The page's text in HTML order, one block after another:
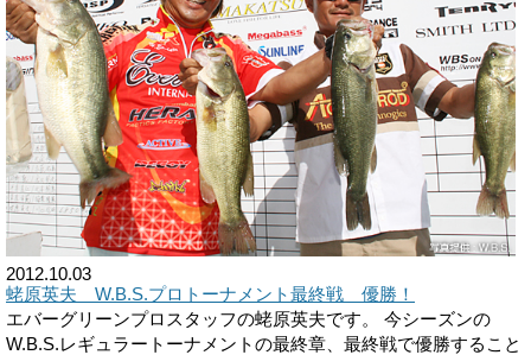
2012.10.03
蛯原英夫 W.B.S.プロトーナメント最終戦 優勝！
エバーグリーンプロスタッフの蛯原英夫です。 今シーズンの
W.B.S.レギュラートーナメントの最終章、最終戦で優勝すること